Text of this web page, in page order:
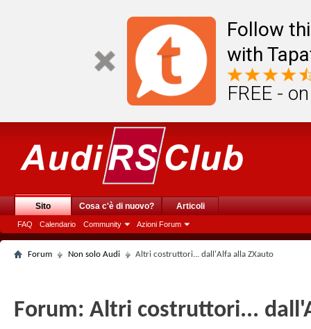
Follow
with
FREE -
Sito
FAQ Calendario Community Azioni Forum
Cosa c'è di nuovo? Articoli
Forum Non solo Audi Altri costruttori... dall'Alfa alla ZXauto
Forum: Altri costruttori...